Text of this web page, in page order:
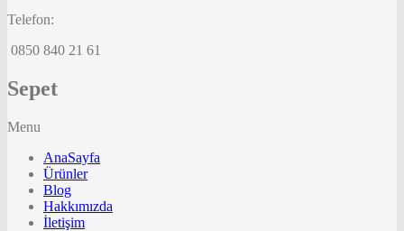
Telefon:
0850 840 21 61
Sepet
Menu
AnaSayfa
Ürünler
Blog
Hakkımızda
İletişim